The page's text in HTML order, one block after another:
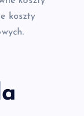
koszty